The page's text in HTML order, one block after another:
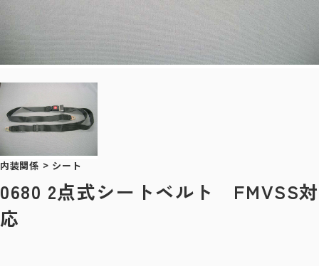
内装関係 > シート
0680 2点式シートベルト FMVSS対
応